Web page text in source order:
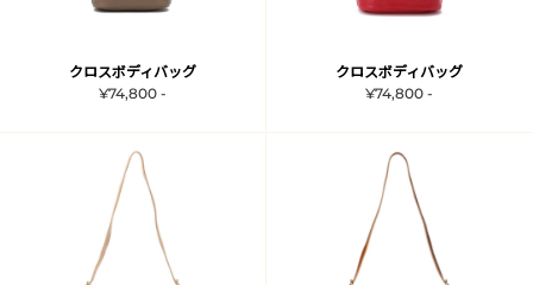
クロスボディバッグ
¥74,800 -
クロスボディバッグ
¥74,800 -